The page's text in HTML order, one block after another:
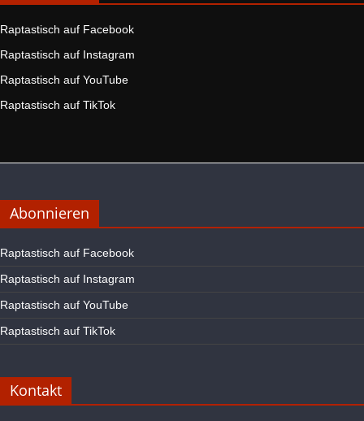
Raptastisch auf Facebook
Raptastisch auf Instagram
Raptastisch auf YouTube
Raptastisch auf TikTok
Abonnieren
Raptastisch auf Facebook
Raptastisch auf Instagram
Raptastisch auf YouTube
Raptastisch auf TikTok
Kontakt